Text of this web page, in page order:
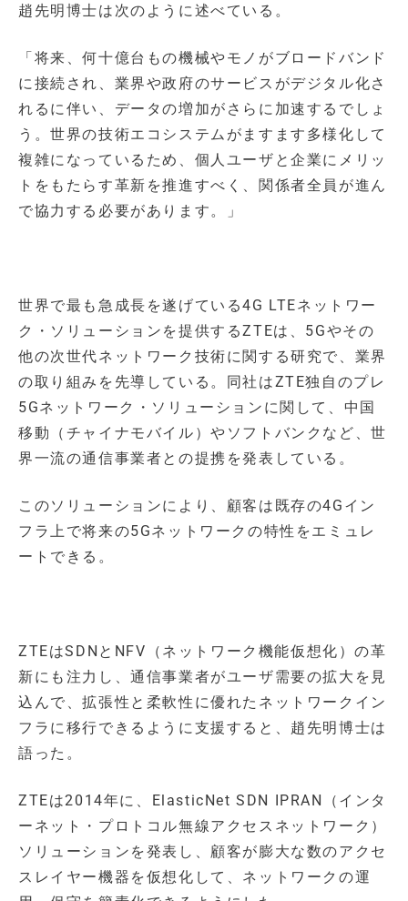
趙先明博士は次のように述べている。
「将来、何十億台もの機械やモノがブロードバンド
に接続され、業界や政府のサービスがデジタル化さ
れるに伴い、データの増加がさらに加速するでしょ
う。世界の技術エコシステムがますます多様化して
複雑になっているため、個人ユーザと企業にメリッ
トをもたらす革新を推進すべく、関係者全員が進ん
で協力する必要があります。」
世界で最も急成長を遂げている4G LTEネットワー
ク・ソリューションを提供するZTEは、5Gやその
他の次世代ネットワーク技術に関する研究で、業界
の取り組みを先導している。同社はZTE独自のプレ
5Gネットワーク・ソリューションに関して、中国
移動（チャイナモバイル）やソフトバンクなど、世
界一流の通信事業者との提携を発表している。
このソリューションにより、顧客は既存の4Gイン
フラ上で将来の5Gネットワークの特性をエミュレ
ートできる。
ZTEはSDNとNFV（ネットワーク機能仮想化）の革
新にも注力し、通信事業者がユーザ需要の拡大を見
込んで、拡張性と柔軟性に優れたネットワークイン
フラに移行できるように支援すると、趙先明博士は
語った。
ZTEは2014年に、ElasticNet SDN IPRAN（インタ
ーネット・プロトコル無線アクセスネットワーク）
ソリューションを発表し、顧客が膨大な数のアクセ
スレイヤー機器を仮想化して、ネットワークの運